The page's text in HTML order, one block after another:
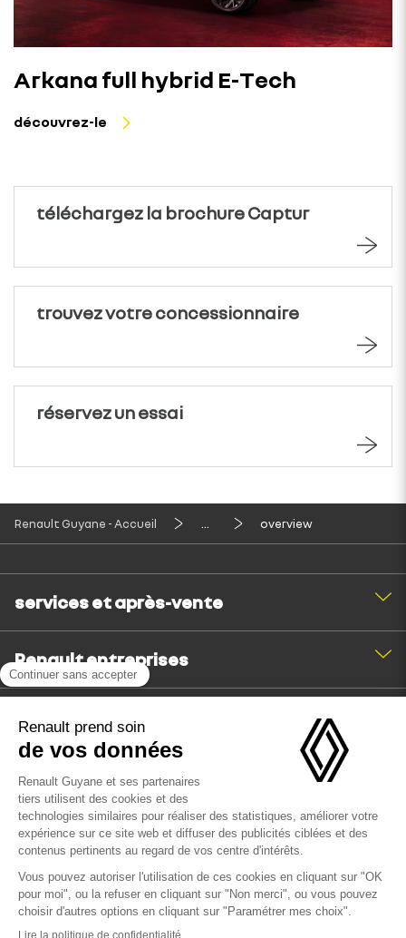
Arkana full hybrid E-Tech
découvrez-le
téléchargez la brochure Captur
trouvez votre concessionnaire
réservez un essai